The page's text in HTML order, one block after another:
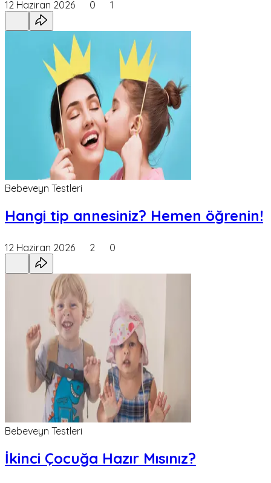
12 Haziran 2026 0 1
Bebeveyn Testleri
Hangi tip annesiniz? Hemen öğrenin!
12 Haziran 2026 2 0
Bebeveyn Testleri
İkinci Çocuğa Hazır Mısınız?